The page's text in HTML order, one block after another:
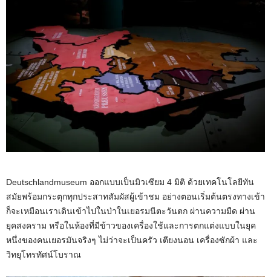
Deutschlandmuseum ออกแบบเป็นมิวเซียม 4 มิติ ด้วยเทคโนโลยีทัน
สมัยพร้อมกระตุกทุกประสาทสัมผัสผู้เข้าชม อย่างตอนเริ่มต้นตรงทางเข้า
ก็จะเหมือนเราเดินเข้าไปในป่าในเยอรมนีตะวันตก ผ่านความมืด ผ่าน
ยุคสงคราม หรือในห้องที่มีข้าวของเครื่องใช้และการตกแต่งแบบในยุค
หนึ่งของคนเยอรมันจริงๆ ไม่ว่าจะเป็นครัว เตียงนอน เครื่องซักผ้า และ
วิทยุโทรทัศน์โบราณ